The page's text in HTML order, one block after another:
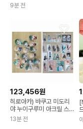
9분 전
123,456원
히로아카) 바쿠고 미도리
야 누이구루미 아크릴 스
탠드 굿즈 / 인형 마스코트
키링
13분 전